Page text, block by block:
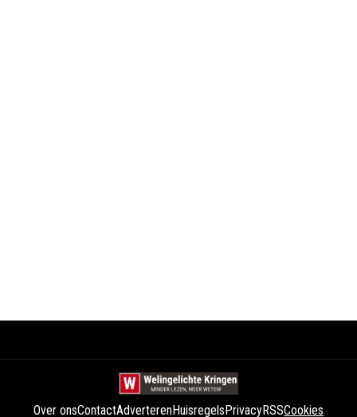
Over onsContactAdverterenHuisregelsPrivacyRSSCookies